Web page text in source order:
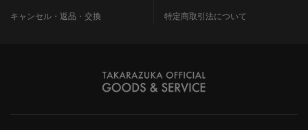
キャンセル・返品・交換
特定商取引法について